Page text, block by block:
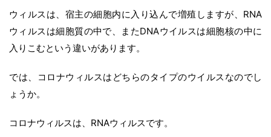
ウィルスは、宿主の細胞内に入り込んで増殖しますが、RNA
ウィルスは細胞質の中で、またDNAウイルスは細胞核の中に
入りこむという違いがあります。
では、コロナウィルスはどちらのタイプのウイルスなのでし
ょうか。
コロナウィルスは、RNAウィルスです。